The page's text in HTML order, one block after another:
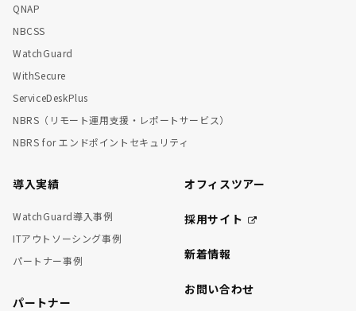
QNAP
NBCSS
WatchGuard
WithSecure
ServiceDeskPlus
NBRS（リモート運用支援・レポートサービス）
NBRS for エンドポイントセキュリティ
導入実績
WatchGuard導入事例
ITアウトソーシング事例
パートナー事例
パートナー
オフィスツアー
採用サイト
新着情報
お問い合わせ